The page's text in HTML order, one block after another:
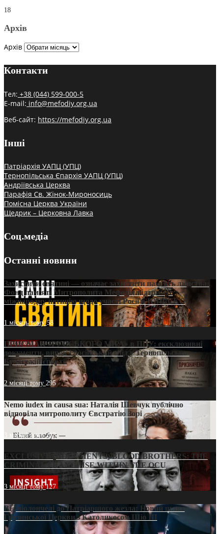
18
Архів
Архів
Контакти
Тел: +38 (044) 599-000-5
E-mail: info@mefodiy.org.ua
Веб-сайт: https://mefodiy.org.ua
Інші
Патріархія УАПЦ (УПЦ)
Тернопільська Єпархія УАПЦ (УПЦ)
Андріївська Церква
Парафія Св. Жінок-Мироносиць
Помісна Церква України
Щедрик – Церковна Лавка
Соц.медіа
Останні новини
Захистити святині — означає захистити пам’ять людства:
Фонд пам’яті Митрополита Мефодія підтримує
міжнародну петицію щодо участі Росії в ЮНЕСКО
1 місяць тому58
ПРИСМАК «РУССЬКОГО МІРА» в ПЦУ: ексклюзивні
документи, вирок і російський слід у Тернопільсько-
Бучацькій єпархії
2 місяці тому 295
Nemo iudex in causa sua: Наталія Шевчук публічно
відповіла митрополиту Євстратію Зорі
3 місяці тому213
EXCLUSIVE (DOCUMENTS)/BLOOD BROTHERS: THE
CRIMINAL FRANCHISE WITHIN THE OCU
3 місяці тому127
Від віолончелі до Патріаршого жезла: Новий шлях
Грузинської Церкви з Католикосом Шіо III